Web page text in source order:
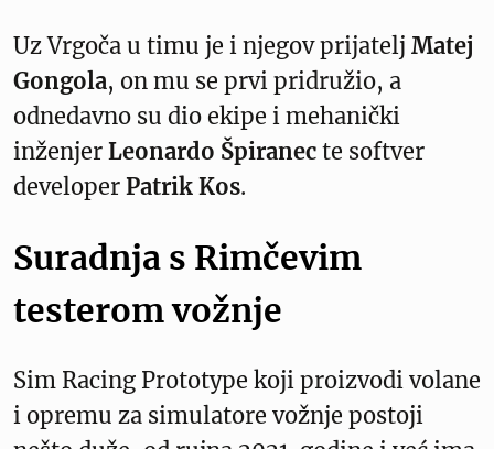
Uz Vrgoča u timu je i njegov prijatelj Matej
Gongola, on mu se prvi pridružio, a
odnedavno su dio ekipe i mehanički
inženjer Leonardo Špiranec te softver
developer Patrik Kos.
Suradnja s Rimčevim
testerom vožnje
Sim Racing Prototype koji proizvodi volane
i opremu za simulatore vožnje postoji